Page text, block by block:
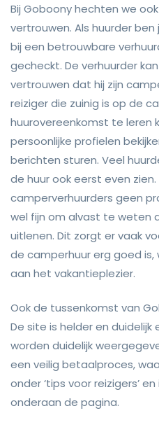
Bij Goboony hechten we
vertrouwen. Als huurder
bij een betrouwbare
gecheckt. De verhuurder
vertrouwen dat hij zijn
reiziger die zuinig is op de
huurovereenkomst te leren
persoonlijke profielen
berichten sturen. Veel
de huur ook eerst even
camperverhuurders geen
wel fijn om alvast te weten
uitlenen. Dit zorgt er vaak
de camperhuur erg goed
aan het vakantieplezier.
Ook de tussenkomst van
De site is helder en
worden duidelijk
een veilig betaalproces,
onder ‘tips voor reizigers’
onderaan de pagina.